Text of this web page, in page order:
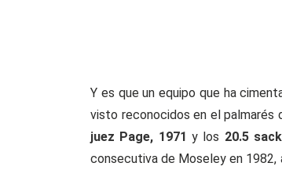
Y es que un equipo que ha
visto reconocidos en el palmarés
juez Page, 1971 y los 20.5
consecutiva de Moseley en 1982,